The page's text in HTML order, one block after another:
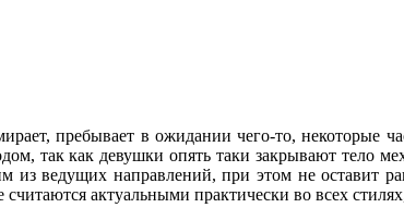
пребывает в ожидании чего-то, некоторые
так как девушки опять таки закрывают тело
из ведущих направлений, при этом не оставит
актуальными практически во всех